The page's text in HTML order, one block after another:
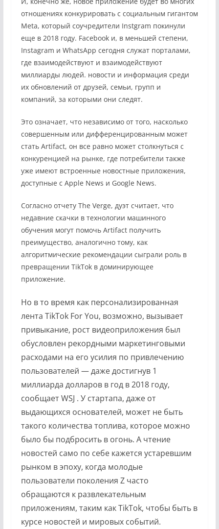
отношениях конкурировать с социальным гигантом
Meta, который соучредители Instgram покинули
еще в 2018 году. Facebook и, в меньшей степени,
Instagram и WhatsApp сегодня служат порталами,
где взаимодействуют и взаимодействуют
миллиарды людей. новости и информация среди
их обновлений от друзей, семьи, групп и
компаний, за которыми они следят.
Это означает, что независимо от того, насколько
совершенным или дифференцированным может
стать Artifact, он все равно может столкнуться с
конкуренцией на рынке, где потребители также
уже имеют встроенные новостные приложения,
доступные с Apple News и Google News.
Согласно отчету The Verge, дуэт считает, что
недавние скачки в технологии машинного
обучения могут помочь Artifact получить
преимущество, аналогично тому, как
алгоритмические рекомендации сыграли роль в
превращении TikTok в доминирующее
приложение.
Но в то время как персонализированная
лента TikTok For You, возможно, вызывает
привыкание, рост видеоприложения был
обусловлен рекордными маркетинговыми
расходами на его усилия по привлечению
пользователей — даже достигнув 1
миллиарда долларов в год в 2018 году,
сообщает WSJ . У стартапа, даже от
выдающихся основателей, может не быть
такого количества топлива, которое можно
было бы подбросить в огонь. А чтение
новостей само по себе кажется устаревшим
рынком в эпоху, когда молодые
пользователи поколения Z часто
обращаются к развлекательным
приложениям, таким как TikTok, чтобы быть в
курсе новостей и мировых событий.